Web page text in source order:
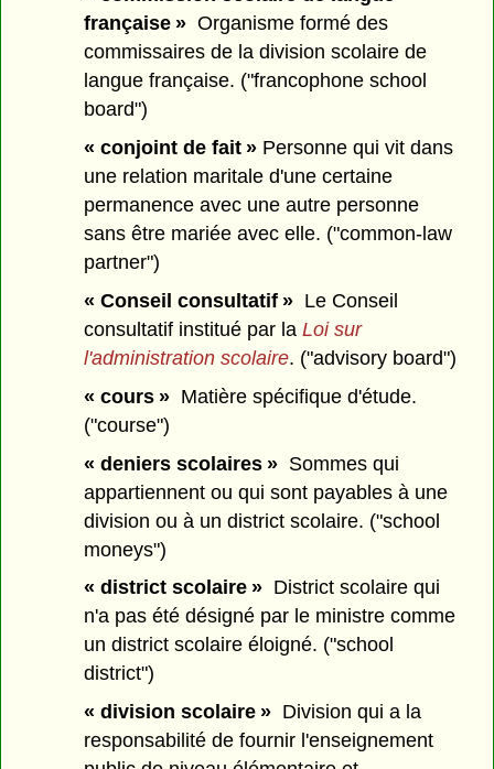
française » Organisme formé des
commissaires de la division scolaire de
langue française. ("francophone school
board")
« conjoint de fait » Personne qui vit dans
une relation maritale d'une certaine
permanence avec une autre personne
sans être mariée avec elle. ("common-law
partner")
« Conseil consultatif » Le Conseil
consultatif institué par laLoi sur
l'administration scolaire. ("advisory board")
« cours » Matière spécifique d'étude.
("course")
« deniers scolaires » Sommes qui
appartiennent ou qui sont payables à une
division ou à un district scolaire. ("school
moneys")
« district scolaire » District scolaire qui
n'a pas été désigné par le ministre comme
un district scolaire éloigné. ("school
district")
« division scolaire » Division qui a la
responsabilité de fournir l'enseignement